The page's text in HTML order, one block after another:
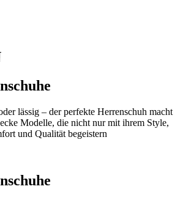
lässig – der perfekte Herrenschuh macht
Modelle, die nicht nur mit ihrem Style,
und Qualität begeistern